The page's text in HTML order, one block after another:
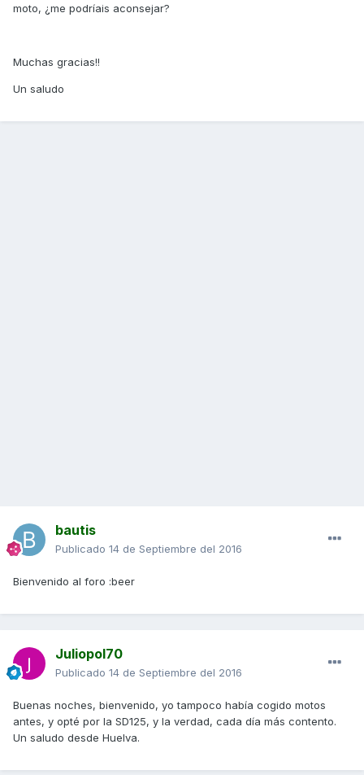
moto, ¿me podríais aconsejar?
Muchas gracias!!
Un saludo
bautis
Publicado 14 de Septiembre del 2016
Bienvenido al foro :beer
Juliopol70
Publicado 14 de Septiembre del 2016
Buenas noches, bienvenido, yo tampoco había cogido motos
antes, y opté por la SD125, y la verdad, cada día más contento.
Un saludo desde Huelva.